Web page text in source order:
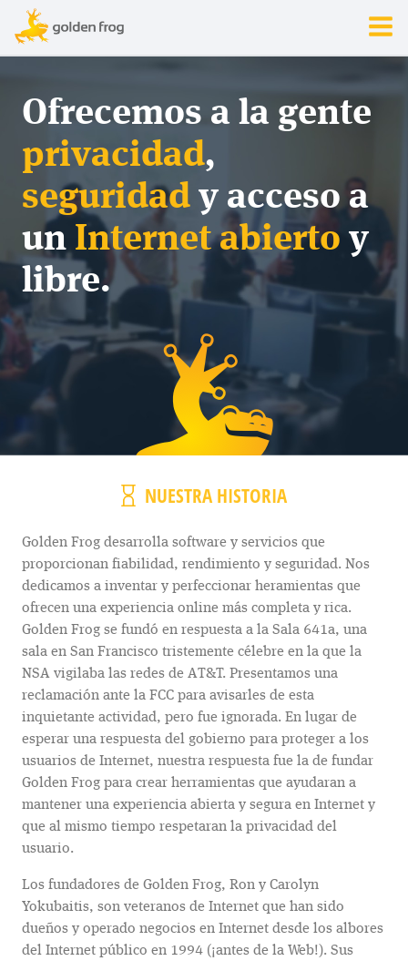
Ofrecemos a la gente
privacidad,
seguridady acceso a
un Internet abierto y
libre.
NUESTRA HISTORIA
Golden Frog desarrolla software y servicios que
proporcionan fiabilidad, rendimiento y seguridad. Nos
dedicamos a inventar y perfeccionar heramientas que
ofrecen una experiencia online más completa y rica.
Golden Frog se fundó en respuesta a la Sala 641a, una
sala en San Francisco tristemente célebre en la que la
NSA vigilaba las redes de AT&T. Presentamos una
reclamación ante la FCC para avisarles de esta
inquietante actividad, pero fue ignorada. En lugar de
esperar una respuesta del gobierno para proteger a los
usuarios de Internet, nuestra respuesta fue la de fundar
Golden Frog para crear herramientas que ayudaran a
mantener una experiencia abierta y segura en Internet y
que al mismo tiempo respetaran la privacidad del
usuario.
Los fundadores de Golden Frog, Ron y Carolyn
Yokubaitis, son veteranos de Internet que han sido
dueños y operado negocios en Internet desde los albores
del Internet público en 1994 (¡antes de la Web!). Sus